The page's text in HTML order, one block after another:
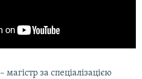
за спеціалізацією